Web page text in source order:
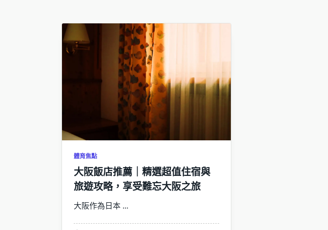
體育焦點
大阪飯店推薦｜精選超值住宿與
旅遊攻略，享受難忘大阪之旅
大阪作為日本 ...